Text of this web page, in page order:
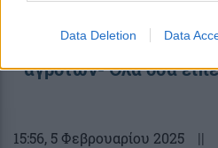
Data Deletion Data
νόμου για τη ρύθμιση
δανείων των
αγροτών- Όλα όσα
15:56, 5 Φεβρουαρίου 2025 ||